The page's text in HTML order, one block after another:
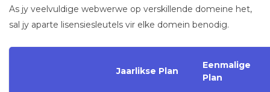
As jy veelvuldige webwerwe op verskillende domeine het,
sal jy aparte lisensiesleutels vir elke domein benodig.
Jaarlikse Plan
Eenmalige
Plan